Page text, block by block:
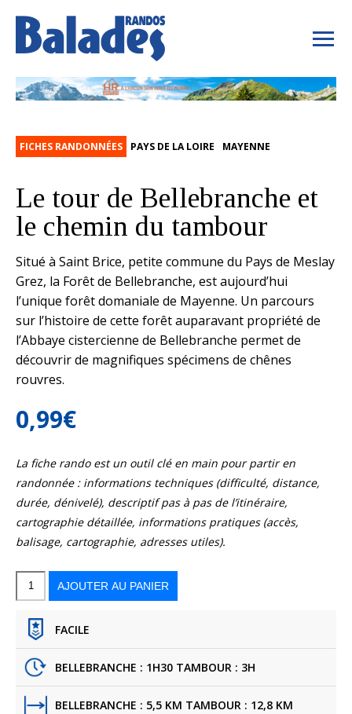
FICHES RANDONNÉES PAYS DE LA LOIRE MAYENNE
Le tour de Bellebranche et
le chemin du tambour
Situé à Saint Brice, petite commune du Pays de Meslay
Grez, la Forêt de Bellebranche, est aujourd’hui
l’unique forêt domaniale de Mayenne. Un parcours
sur l’histoire de cette forêt auparavant propriété de
l’Abbaye cistercienne de Bellebranche permet de
découvrir de magnifiques spécimens de chênes
rouvres.
0,99€
La fiche rando est un outil clé en main pour partir en
randonnée : informations techniques (difficulté, distance,
durée, dénivelé), descriptif pas à pas de l’itinéraire,
cartographie détaillée, informations pratiques (accès,
balisage, cartographie, adresses utiles).
quantité
et
tambour
AJOUTER AU PANIER
FACILE
BELLEBRANCHE : 1H30 TAMBOUR : 3H
BELLEBRANCHE : 5,5 KM TAMBOUR : 12,8 KM